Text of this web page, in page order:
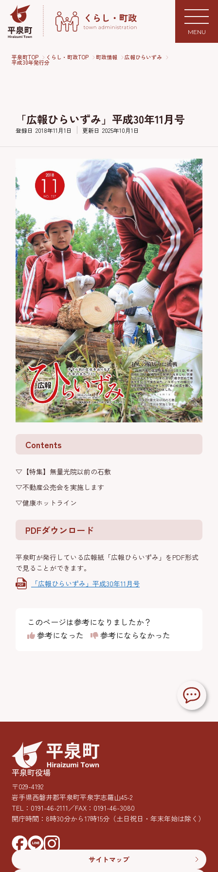
MENU
平泉町TOP くらし・町政TOP 町政情報 広報ひらいずみ
平成30年発行分
「広報ひらいずみ」平成30年11月号
登録日 2018年11月1日 更新日 2025年10月1日
Contents
▽【特集】無量光院以前の石敷
▽不動産公売会を実施します
▽健康ホットライン
PDFダウンロード
平泉町が発行している広報紙「広報ひらいずみ」をPDF形式
で見ることができます。
「広報ひらいずみ」平成30年11月号
このページは参考になりましたか？
参考になった
参考にならなかった
平泉町役場
〒029-4192
岩手県西磐井郡平泉町平泉字志羅山45-2
TEL： 0191-46-2111／FAX：0191-46-3080
開庁時間：8時30分から17時15分 （土日祝日・年末年始は除く）
サイトマップ